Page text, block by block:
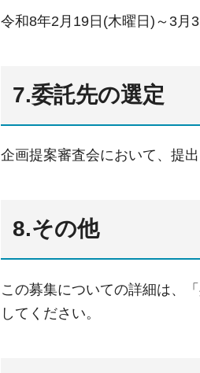
令和8年2月19日(木曜日)～3月
7.委託先の選定
企画提案審査会において、提
8.その他
この募集についての詳細は、
してください。